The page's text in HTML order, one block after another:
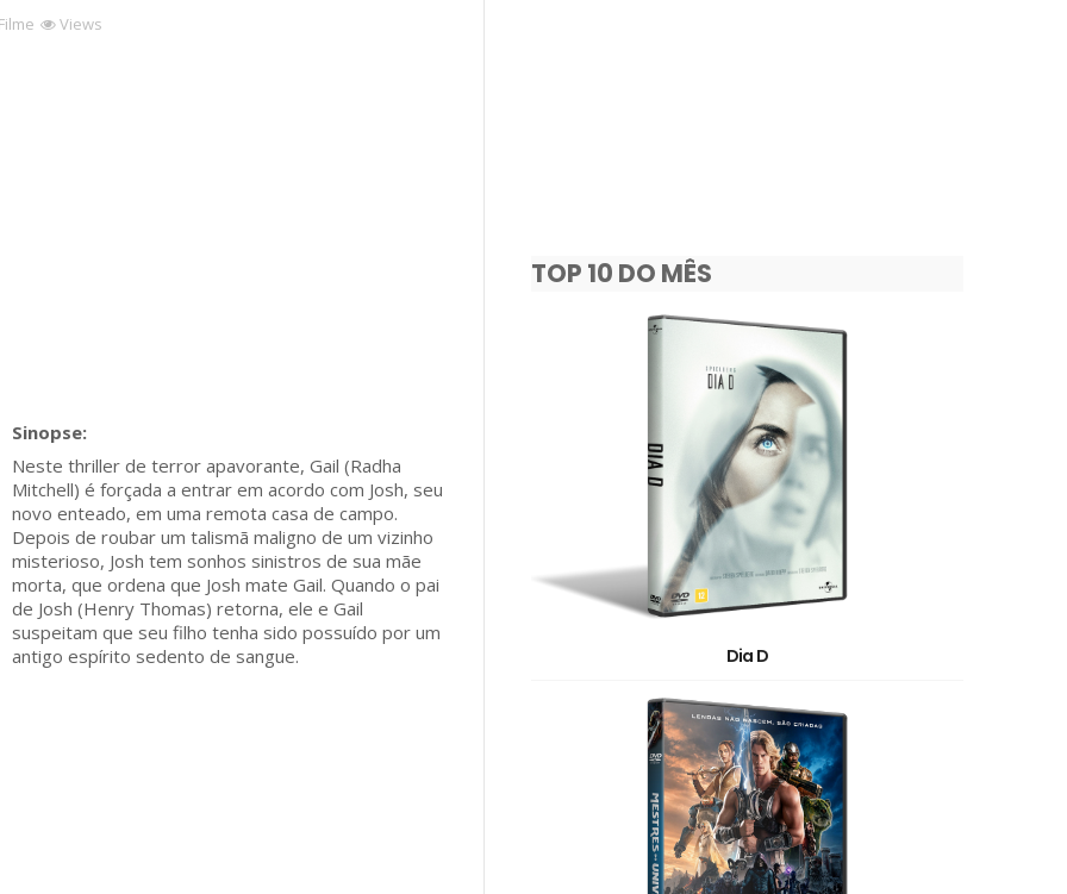
Filme Views
Neste thriller de terror apavorante, Gail (Radha
Mitchell) é forçada a entrar em acordo com Josh, seu
novo enteado, em uma remota casa de campo.
Depois de roubar um talismã maligno de um vizinho
misterioso, Josh tem sonhos sinistros de sua mãe
morta, que ordena que Josh mate Gail. Quando o pai
de Josh (Henry Thomas) retorna, ele e Gail
suspeitam que seu filho tenha sido possuído por um
antigo espírito sedento de sangue.
TOP 10 DO MÊS
Dia D